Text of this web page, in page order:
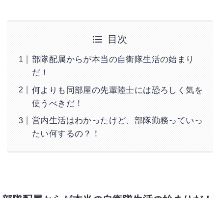
目次
部隊配属からが本当の自衛隊生活の始まり
だ！
何よりも同部屋の先輩陸士には恐ろしく気を
使うべきだ！
営内生活はわかったけど、部隊勤務っていっ
たい何するの？！